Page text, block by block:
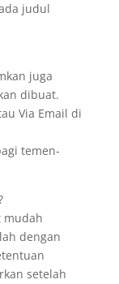
judul
juga
dibuat.
Via Email di
temen-
mudah
dengan
setelah